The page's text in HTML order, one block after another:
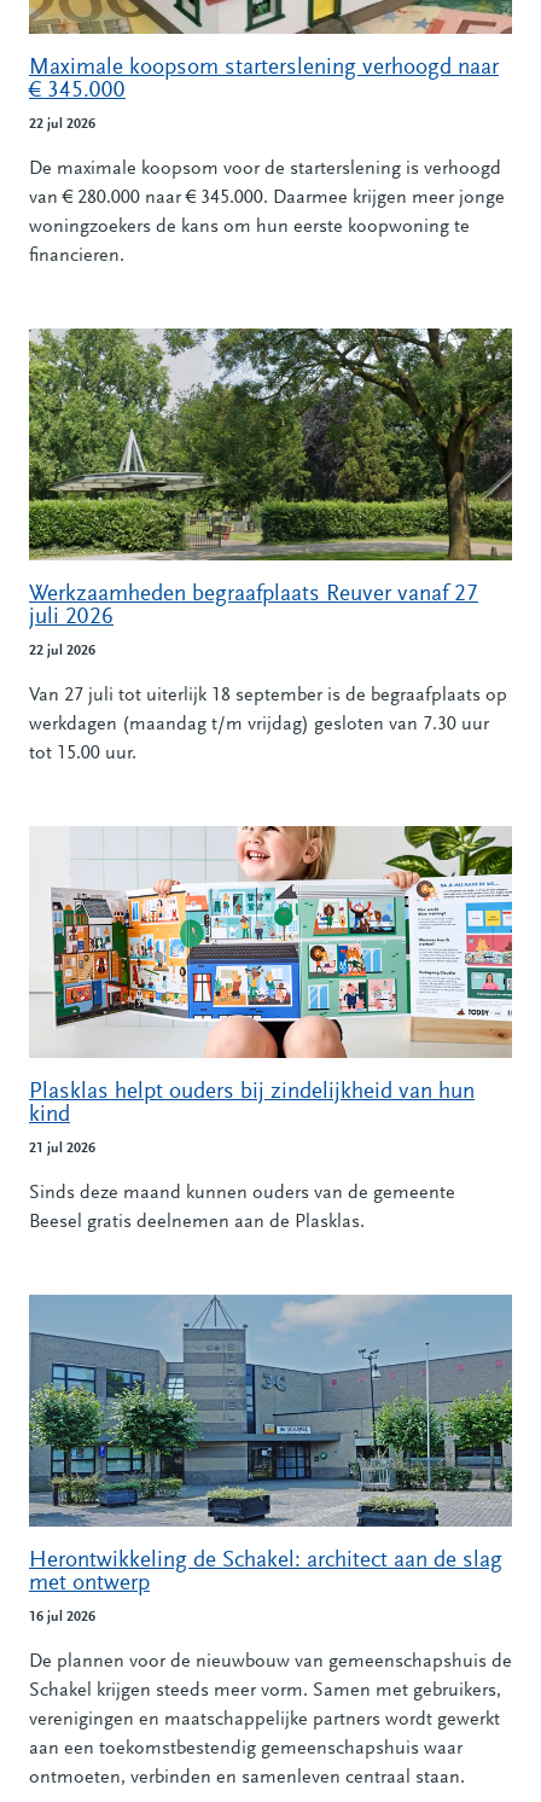
Maximale koopsom starterslening verhoogd naar
€ 345.000
22 jul 2026
De maximale koopsom voor de starterslening is verhoogd
van € 280.000 naar € 345.000. Daarmee krijgen meer jonge
woningzoekers de kans om hun eerste koopwoning te
financieren.
Werkzaamheden begraafplaats Reuver vanaf 27
juli 2026
22 jul 2026
Van 27 juli tot uiterlijk 18 september is de begraafplaats op
werkdagen (maandag t/m vrijdag) gesloten van 7.30 uur
tot 15.00 uur.
Plasklas helpt ouders bij zindelijkheid van hun
kind
21 jul 2026
Sinds deze maand kunnen ouders van de gemeente
Beesel gratis deelnemen aan de Plasklas.
Herontwikkeling de Schakel: architect aan de slag
met ontwerp
16 jul 2026
De plannen voor de nieuwbouw van gemeenschapshuis de
Schakel krijgen steeds meer vorm. Samen met gebruikers,
verenigingen en maatschappelijke partners wordt gewerkt
aan een toekomstbestendig gemeenschapshuis waar
ontmoeten, verbinden en samenleven centraal staan.